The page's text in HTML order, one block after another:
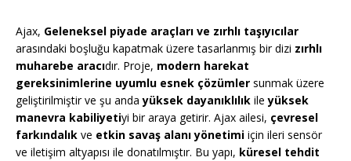
Ajax, Geleneksel piyade araçları ve zırhlı taşıyıcılar
arasındaki boşluğu kapatmak üzere tasarlanmış bir dizi zırhlı
muharebe aracıdır. Proje, modern harekat
gereksinimlerine uyumlu esnek çözümler sunmak üzere
geliştirilmiştir ve şu andayüksek dayanıklılık ileyüksek
manevra kabiliyetiyi bir araya getirir. Ajax ailesi, çevresel
farkındalık ve etkin savaş alanı yönetimi için ileri sensör
ve iletişim altyapısı ile donatılmıştır. Bu yapı, küresel tehdit